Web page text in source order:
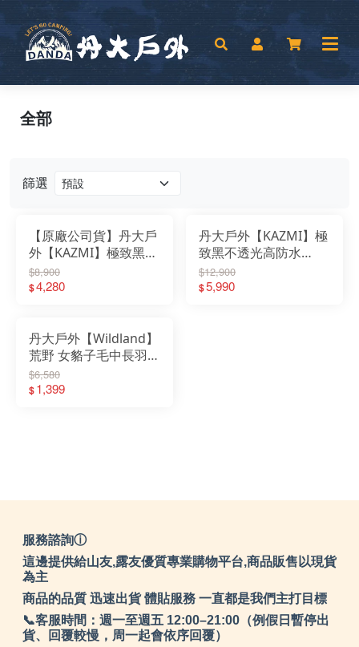
篩選
【原廠公司貨】丹大戶
外【KAZMI】極致黑不
透光高防水迷你方型天
幕 K7T3T015｜露營｜
$8,900
$4,280
丹大戶外【KAZMI】極
致黑不透光高防水
5.5x4.4M方型天幕
K7T3T016｜天幕｜不
$12,900
$5,990
丹大戶外【Wildland】
荒野 女貉子毛中長羽絨
大衣 觸感細緻/柔軟保
暖 72101 黑/白 外套│
$6,580
$1,399
全部
服務諮詢ⓘ
這邊提供給山友,露友優質專業購物平台,商品販售以現貨
為主
商品的品質 迅速出貨 體貼服務 一直都是我們主打目標
📞客服時間：週一至週五 12:00–21:00（例假日暫停出
貨、回覆較慢，周一起會依序回覆）